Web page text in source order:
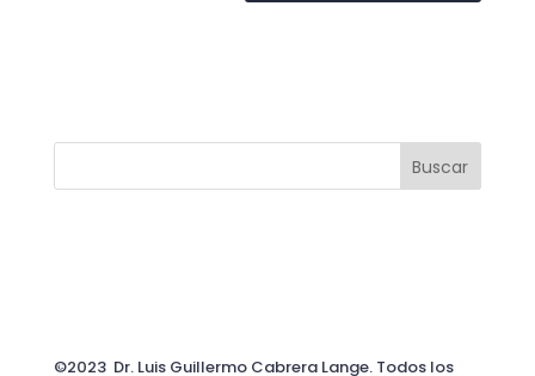
Buscar
©2023 Dr. Luis Guillermo Cabrera Lange. Todos los